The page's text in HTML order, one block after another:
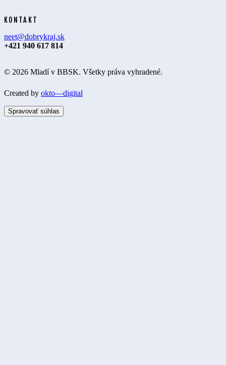
KONTAKT
neet@dobrykraj.sk
+421 940 617 814
© 2026 Mladí v BBSK. Všetky práva vyhradené.
Created by okto—digital
Spravovať súhlas